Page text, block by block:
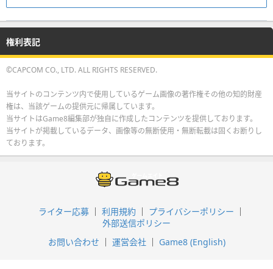
権利表記
©CAPCOM CO., LTD. ALL RIGHTS RESERVED.
当サイトのコンテンツ内で使用しているゲーム画像の著作権その他の知的財産
権は、当該ゲームの提供元に帰属しています。
当サイトはGame8編集部が独自に作成したコンテンツを提供しております。
当サイトが掲載しているデータ、画像等の無断使用・無断転載は固くお断りし
ております。
ライター応募 利用規約
プライバシーポリシー
外部送信ポリシー
お問い合わせ
運営会社 Game8 (English)